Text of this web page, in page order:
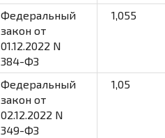
Федеральный
закон от
01.12.2022 N
384-ФЗ
1,055
Федеральный
закон от
02.12.2022 N
349-ФЗ
1,05